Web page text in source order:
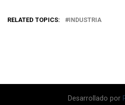
RELATED TOPICS: INDUSTRIA
Desarrollado por